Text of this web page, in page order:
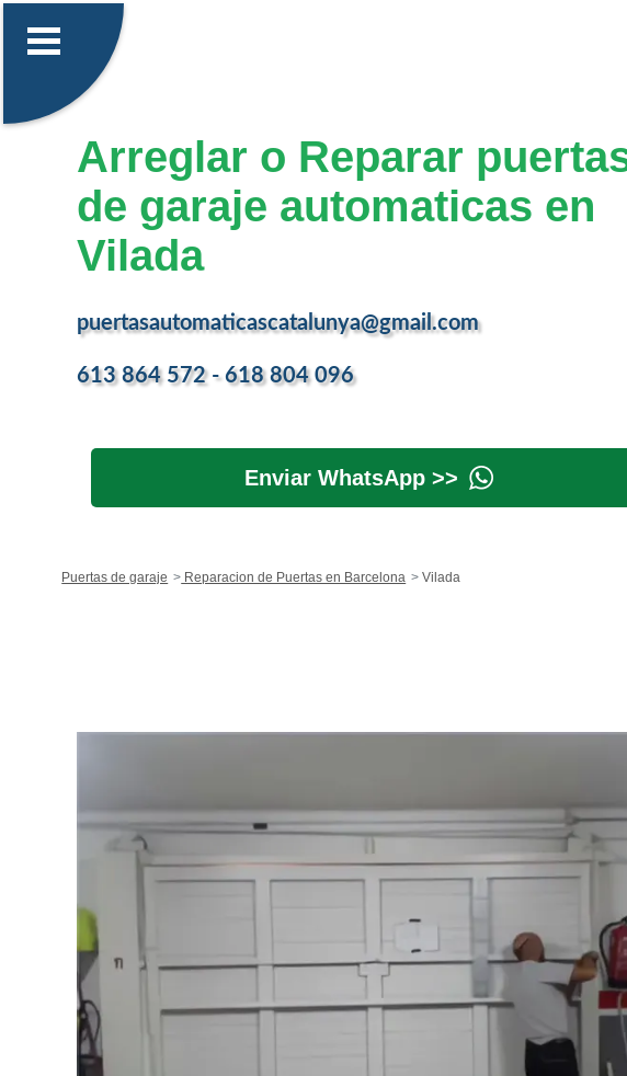
Arreglar o Reparar
de garaje automaticas en
Vilada
puertasautomaticascatalunya@gmail.com
613 864 572 - 618 804 096
Enviar WhatsApp >>
Puertas de garaje Reparacion de Puertas en Barcelona Vilada